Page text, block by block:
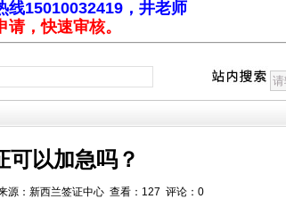
线15010032419，井老师
，快速审核。
可以加急吗？
源：新西兰签证中心 查看：127 评论：0